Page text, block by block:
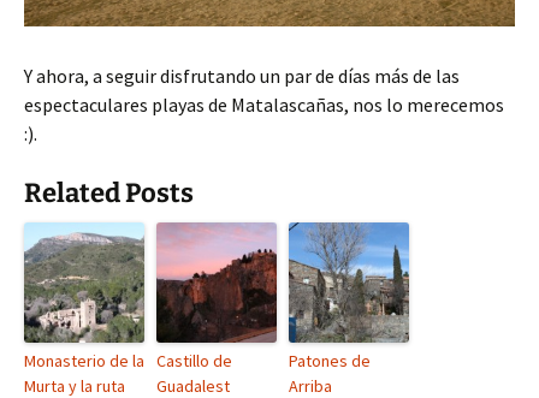
Y ahora, a seguir disfrutando un par de días más de las
espectaculares playas de Matalascañas, nos lo merecemos
:).
Related Posts
Monasterio de la
Murta y la ruta
Castillo de
Guadalest
Patones de
Arriba